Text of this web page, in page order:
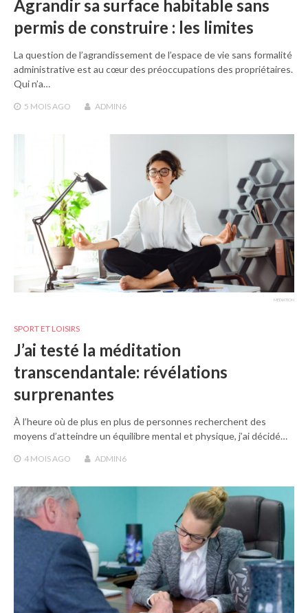
Agrandir sa surface habitable sans
permis de construire : les limites
La question de l’agrandissement de l’espace de vie sans formalité
administrative est au cœur des préoccupations des propriétaires.
Qui n’a…
5 MOISAGO ADMIN6
MÉDIATION
SPORT ET LOISIRS
J’ai testé la méditation
transcendantale: révélations
surprenantes
À l’heure où de plus en plus de personnes recherchent des
moyens d’atteindre un équilibre mental et physique, j’ai décidé…
4 MOISAGO ADMIN6